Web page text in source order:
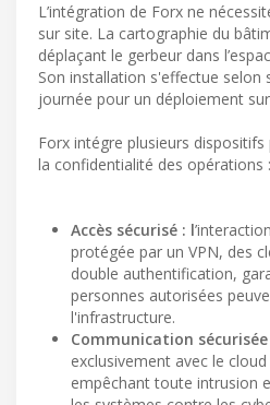
L’intégration de Forx ne
sur site. La cartographie du
déplaçant le gerbeur dans
Son installation s'effectue selon
journée pour un déploiement
Forx intégre plusieurs
la confidentialité des opérations :
Accès sécurisé : l
protégée par un VPN, des
double authentification,
personnes autorisées
l'infrastructure.
Communication sécurisée
exclusivement avec le
empêchant toute intrusion